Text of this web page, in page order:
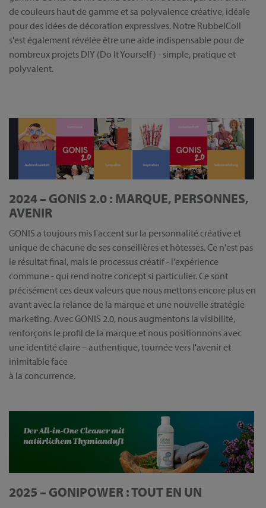
de couleurs haut de gamme et sa polyvalence créative, idéale
pour des idées de décoration expressives. Notre RubbelColl
s'est également révélée être une aide indispensable pour de
nombreux projets DIY (Do It Yourself) - simple, pratique et
polyvalent.
2024 – GONIS 2.0 : MARQUE, PERSONNES,
AVENIR
GONIS a toujours mis l'accent sur la personnalité créative et
unique de chacune de ses conseillères et hôtesses. Ce n'est pas
le résultat final, mais le processus créatif - l'expérience
commune - qui rend notre concept si particulier. Ce sont
précisément ces deux valeurs que nous mettons encore plus en
avant avec la relance de la marque et une nouvelle stratégie
marketing. Avec GONIS 2.0, nous augmentons la visibilité,
renforçons le profil de la marque et nous positionnons avec
une identité claire – authentique, tournée vers l'avenir et
inimitable face
à la concurrence.
2025 – GONIPOWER : TOUT EN UN